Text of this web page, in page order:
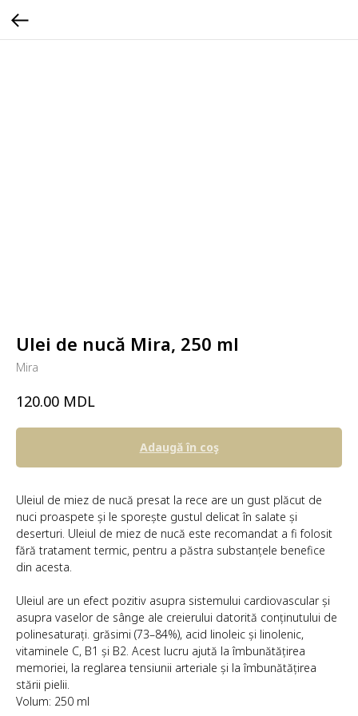
Ulei de nucă Mira, 250 ml
Mira
120.00 MDL
Adaugă în coş
Uleiul de miez de nucă presat la rece are un gust plăcut de
nuci proaspete și le sporește gustul delicat în salate și
deserturi. Uleiul de miez de nucă este recomandat a fi folosit
fără tratament termic, pentru a păstra substanțele benefice
din acesta.
Uleiul are un efect pozitiv asupra sistemului cardiovascular și
asupra vaselor de sânge ale creierului datorită conținutului de
polinesaturați. grăsimi (73–84%), acid linoleic și linolenic,
vitaminele C, B1 și B2. Acest lucru ajută la îmbunătățirea
memoriei, la reglarea tensiunii arteriale și la îmbunătățirea
stării pielii.
Volum: 250 ml